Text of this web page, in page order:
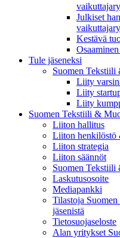
Julkiset
Kestävä
Tule jäseneksi
Suomen Tekstiili
Liity
Liity
Liity
Suomen Tekstiili &
Liiton hallitus
Liiton henkilöstö
Liiton strategia
Liiton säännöt
Suomen
Laskutusosoite
Mediapankki
Tilastoja
jäsenistä
Tietosuojaseloste
Alan yritykset